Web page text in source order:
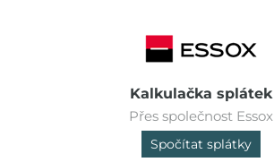
Kalkulačka splátek
Přes společnost Essox
Spočítat splátky